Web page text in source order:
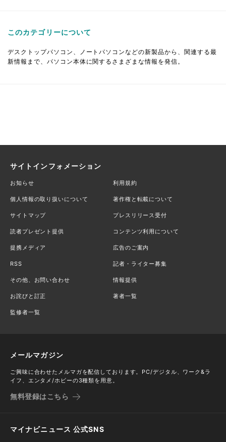
このカテゴリーについて
デスクトップパソコン、ノートパソコンなどの新製品から、関連する最
新情報まで、パソコン本体に関するさまざまな情報を発信。
サイトインフォメーション
お知らせ 利用規約
個人情報の取り扱いについて 著作権と転載について
サイトマップ プレスリリース受付
読者プレゼント提供 コンテンツ利用について
提携メディア 広告のご案内
RSS 記者・ライター募集
その他、お問い合わせ 情報提供
お詫びと訂正 著者一覧
監修者一覧
メールマガジン
ご興味に合わせたメルマガを配信しております。PC/デジタル、ワーク&ラ
イフ、エンタメ/ホビーの3種類を用意。
無料登録はこちら
マイナビニュース 公式SNS